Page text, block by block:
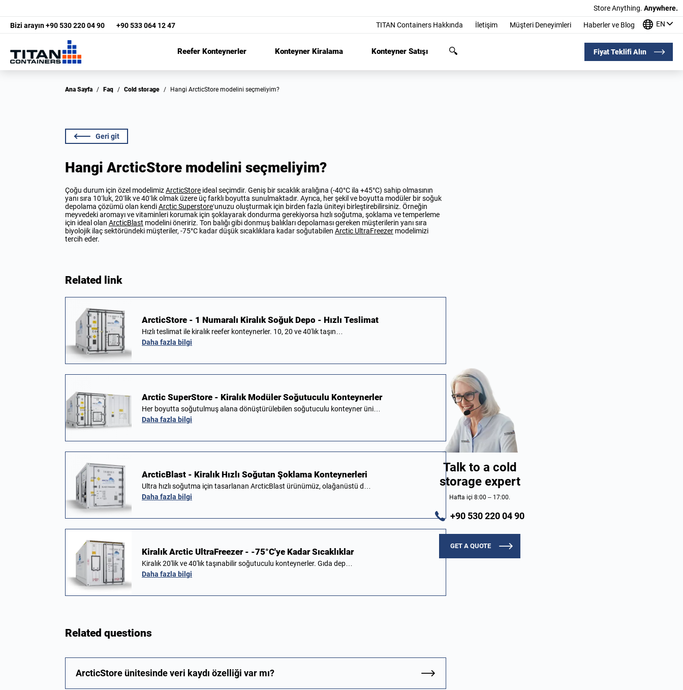
Store Anything. Anywhere.
Bizi arayın+90 530 220 04 90 +90 533 064 12 47 TITAN Containers Hakkında İletişim Müşteri Deneyimleri Haberler ve Blog EN
Reefer Konteynerler Konteyner Kiralama Konteyner Satışı Fiyat Teklifi Alın
Ana Sayfa / Faq / Cold storage / Hangi ArcticStore modelini seçmeliyim?
Geri git
Hangi ArcticStore modelini seçmeliyim?
Çoğu durum için özel modelimizArcticStore ideal seçimdir. Geniş bir sıcaklık aralığına (-40°C ila +45°C) sahip olmasının
yanı sıra 10’luk, 20’lik ve 40’lık olmak üzere üç farklı boyutta sunulmaktadır. Ayrıca, her şekil ve boyutta modüler bir soğuk
depolama çözümü olan kendiArctic Superstore‘unuzu oluşturmak için birden fazla üniteyi birleştirebilirsiniz. Örneğin
meyvedeki aromayı ve vitaminleri korumak için şoklayarak dondurma gerekiyorsa hızlı soğutma, şoklama ve temperleme
için ideal olan ArcticBlast modelini öneririz. Ton balığı gibi donmuş balıkları depolaması gereken müşterilerin yanı sıra
biyolojik ilaç sektöründeki müşteriler, -75°C kadar düşük sıcaklıklara kadar soğutabilen Arctic UltraFreezer modelimizi
tercih eder.
Related link
ArcticStore - 1 Numaralı Kiralık Soğuk Depo - Hızlı Teslimat
Hızlı teslimat ile kiralık reefer konteynerler. 10, 20 ve 40'lık taşın…
Daha fazla bilgi
Arctic SuperStore - Kiralık Modüler Soğutuculu Konteynerler
Her boyutta soğutulmuş alana dönüştürülebilen soğutuculu konteyner üni…
Daha fazla bilgi
ArcticBlast - Kiralık Hızlı Soğutan Şoklama Konteynerleri
Ultra hızlı soğutma için tasarlanan ArcticBlast ürünümüz, olağanüstü d…
Daha fazla bilgi
Kiralık Arctic UltraFreezer - -75°C'ye Kadar Sıcaklıklar
Kiralık 20'lik ve 40'lık taşınabilir soğutuculu konteynerler. Gıda dep…
Daha fazla bilgi
Related questions
ArcticStore ünitesinde veri kaydı özelliği var mı?
Talk to a cold
storage expert
Hafta içi 8:00 – 17:00.
+90 530 220 04 90
GET A QUOTE